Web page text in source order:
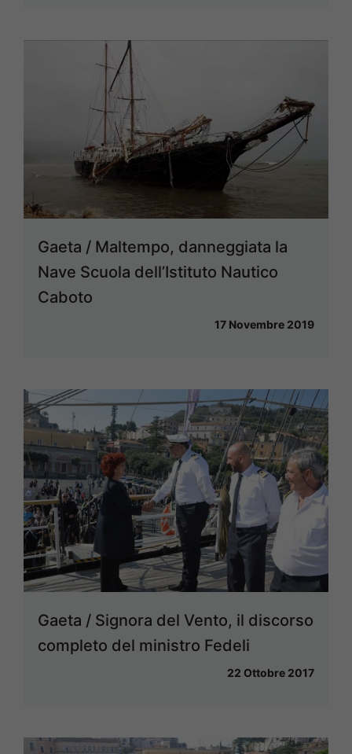
Gaeta / Maltempo, danneggiata la
Nave Scuola dell’Istituto Nautico
Caboto
17 Novembre 2019
Gaeta / Signora del Vento, il discorso
completo del ministro Fedeli
22 Ottobre 2017